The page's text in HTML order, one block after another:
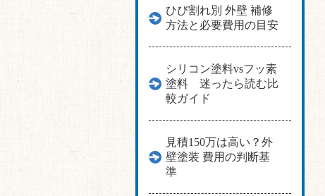
ひび割れ別 外壁 補修
方法と必要費用の目安
シリコン塗料vsフッ素
塗料 迷ったら読む比
較ガイド
見積150万は高い？外
壁塗装 費用の判断基
準